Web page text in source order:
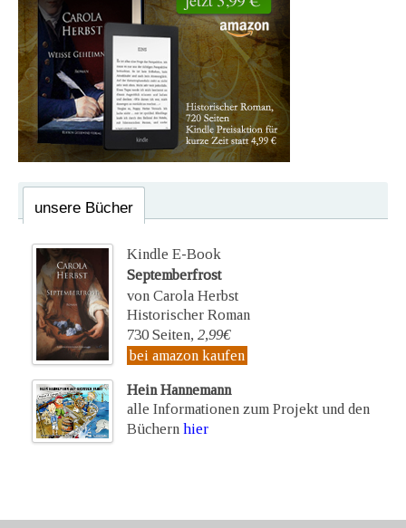
unsere Bücher
Kindle E-Book
Septemberfrost
von Carola Herbst
Historischer Roman
730 Seiten, 2,99€
bei amazon kaufen
Hein Hannemann
alle Informationen zum Projekt und den
Büchern hier